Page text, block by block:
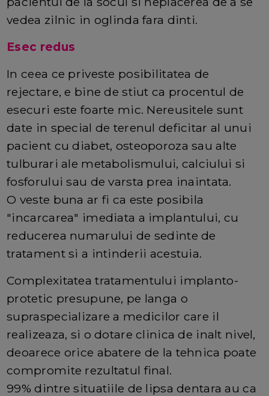
vedea zilnic in oglinda fara dinti.
Esec redus
In ceea ce priveste posibilitatea de
rejectare, e bine de stiut ca procentul de
esecuri este foarte mic. Nereusitele sunt
date in special de terenul deficitar al unui
pacient cu diabet, osteoporoza sau alte
tulburari ale metabolismului, calciului si
fosforului sau de varsta prea inaintata.
O veste buna ar fi ca este posibila
"incarcarea" imediata a implantului, cu
reducerea numarului de sedinte de
tratament si a intinderii acestuia.
Complexitatea tratamentului implanto-
protetic presupune, pe langa o
supraspecializare a medicilor care il
realizeaza, si o dotare clinica de inalt nivel,
deoarece orice abatere de la tehnica poate
compromite rezultatul final.
99% dintre situatiile de lipsa dentara au ca